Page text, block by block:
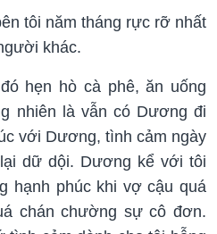
tôi năm tháng rực rỡ nhất
khác.
hẹn hò cà phê, ăn uống
nhiên là vẫn có Dương đi
với Dương, tình cảm ngày
dữ dội. Dương kể với tôi
hạnh phúc khi vợ cậu quá
chán chường sự cô đơn.